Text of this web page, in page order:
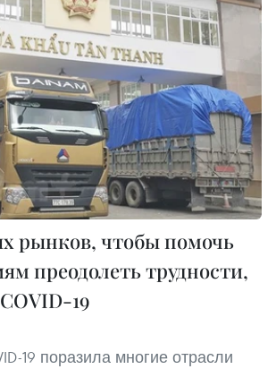
рынков, чтобы помочь
преодолеть трудности,
19
19 поразила многие отрасли